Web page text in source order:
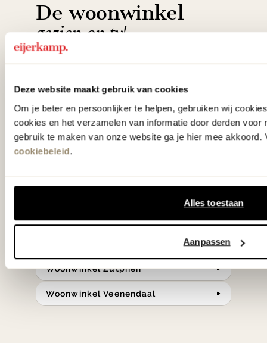
Deze website maakt gebruik van cookies
Om je beter en persoonlijker te helpen, gebruiken wij
cookies en het verzamelen van informatie door derden voor
gebruik te maken van onze website ga je hier mee akkoord.
cookiebeleid.
Alles toestaan
Aanpassen
De woonwinkel
gezien op tv!
'Weer verliefd op je huis' niet? We
hebben met liefde de mooiste woon-,
slaap- en designcollecties
samengesteld met de mooiste
Bekijk onze openingstijden en
Woonwinkel Zutphen
Woonwinkel Veenendaal